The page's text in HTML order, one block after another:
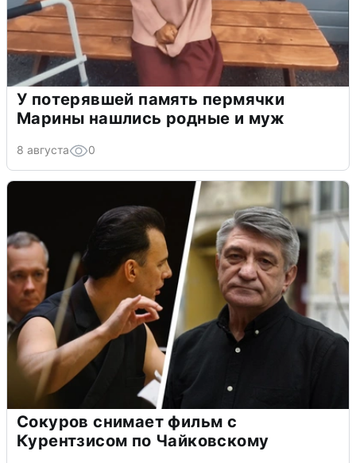
У потерявшей память пермячки
Марины нашлись родные и муж
8 августа 0
Сокуров снимает фильм с
Курентзисом по Чайковскому